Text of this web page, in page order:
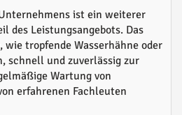
ist ein weiterer
des Leistungsangebots. Das
tropfende Wasserhähne oder
schnell und zuverlässig zur
Wartung von
erfahrenen Fachleuten